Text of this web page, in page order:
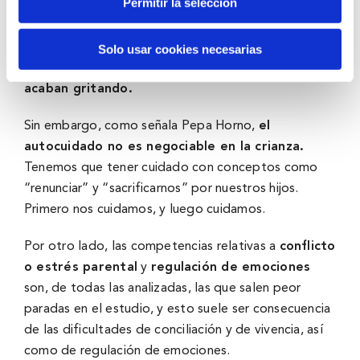
Solo usar cookies necesarias
apenas cuentan con espacios para sí mismas
distintos a la crianzapara hacer lo que les gusta;
además, a la hora de discutir con sus hijos e hijas
suelen perder la calma más rápidamente y
acaban gritando.
Sin embargo, como señala Pepa Horno, el
autocuidado no es negociable en la crianza.
Tenemos que tener cuidado con conceptos como
“renunciar” y “sacrificarnos” por nuestros hijos.
Primero nos cuidamos, y luego cuidamos.
Por otro lado, las competencias relativas a conflicto
o estrés parental y regulación de emociones
son, de todas las analizadas, las que salen peor
paradas en el estudio, y esto suele ser consecuencia
de las dificultades de conciliación y de vivencia, así
como de regulación de emociones.